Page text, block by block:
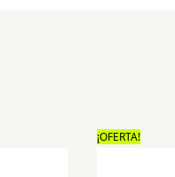
¡OFERTA!